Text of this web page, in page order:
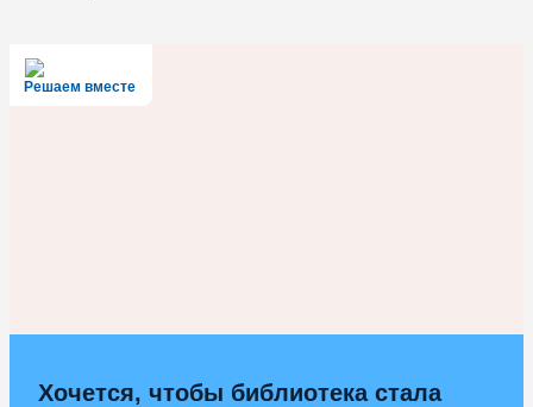
Решаем вместе
Хочется, чтобы библиотека стала